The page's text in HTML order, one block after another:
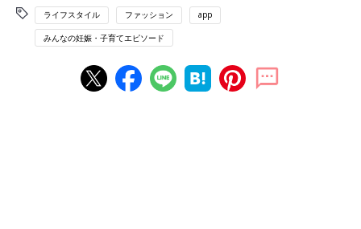
ライフスタイル ファッション app
みんなの妊娠・子育てエピソード